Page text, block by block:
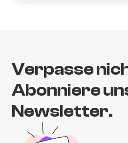
Verpasse
Abonniere
Newsletter.